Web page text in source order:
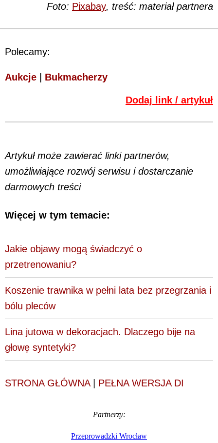
Foto: Pixabay, treść: materiał partnera
Polecamy:
Aukcje | Bukmacherzy
Dodaj link / artykuł
Artykuł może zawierać linki partnerów,
umożliwiające rozwój serwisu i dostarczanie
darmowych treści
Więcej w tym temacie:
Jakie objawy mogą świadczyć o
przetrenowaniu?
Koszenie trawnika w pełni lata bez przegrzania i
bólu pleców
Lina jutowa w dekoracjach. Dlaczego bije na
głowę syntetyki?
STRONA GŁÓWNA| PEŁNA WERSJA DI
Partnerzy:
Przeprowadzki Wrocław